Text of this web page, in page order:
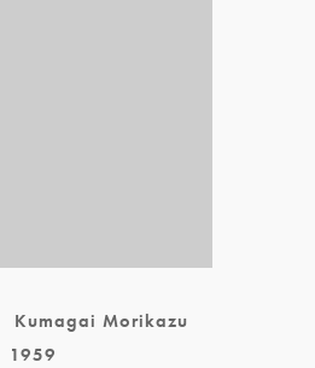
Kumagai Morikazu
1959